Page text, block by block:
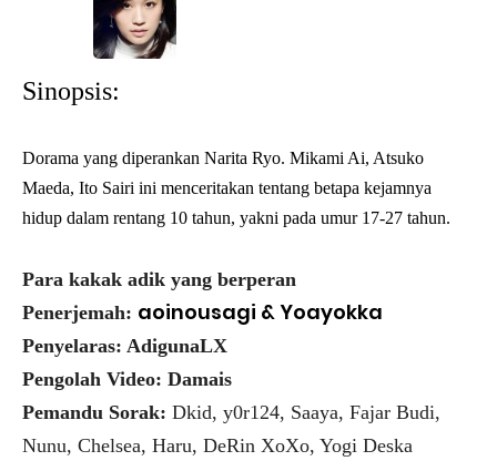
Sinopsis:
Dorama yang diperankan Narita Ryo. Mikami Ai, Atsuko
Maeda, Ito Sairi ini menceritakan tentang betapa kejamnya
hidup dalam rentang 10 tahun, yakni pada umur 17-27 tahun.
Para kakak adik yang berperan
Penerjemah: aoinousagi &Yoayokka
Penyelaras: AdigunaLX
Pengolah Video: Damais
Pemandu Sorak: Dkid, y0r124, Saaya, Fajar Budi,
Nunu, Chelsea, Haru, DeRin XoXo, Yogi Deska